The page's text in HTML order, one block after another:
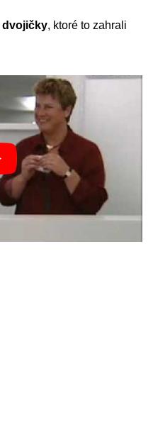
dvojičky, ktoré to zahrali